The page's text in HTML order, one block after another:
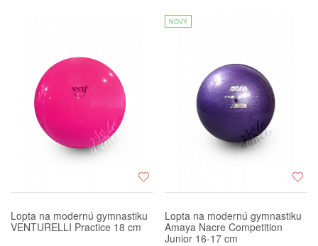
Lopta na modernú gymnastiku
VENTURELLI Practice 18 cm
NOVÝ
Lopta na modernú gymnastiku
Amaya Nacre Competition
Junior 16-17 cm